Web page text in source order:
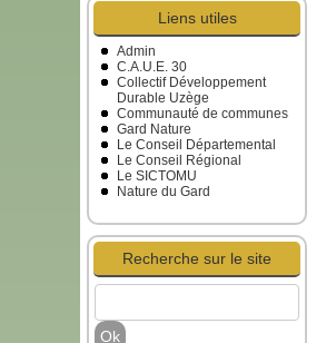
Liens utiles
Admin
C.A.U.E. 30
Collectif Développement
Durable Uzège
Communauté de communes
Gard Nature
Le Conseil Départemental
Le Conseil Régional
Le SICTOMU
Nature du Gard
Recherche sur le site